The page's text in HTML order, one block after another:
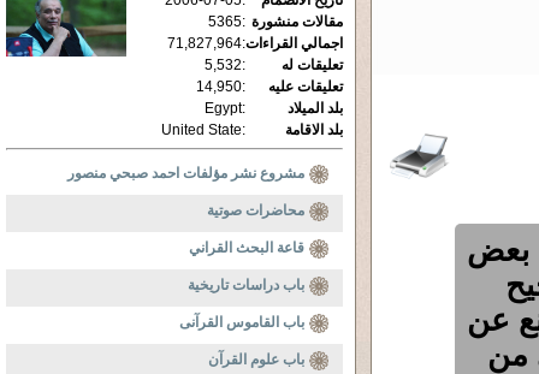
بعض
عن
من
مقالات منشورة :
5365
اجمالي القراءات:
71,827,964
تعليقات له
:
5,532
تعليقات عليه
:
14,950
بلد الميلاد
:
Egypt
بلد الاقامة
:
United State
مشروع نشر مؤلفات احمد صبحي منصور
محاضرات صوتية
قاعة البحث القراني
باب دراسات تاريخية
باب القاموس القرآنى
باب علوم القرآن